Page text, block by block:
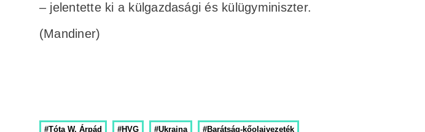
– jelentette ki a külgazdasági és külügyminiszter.
(Mandiner)
#Tóta W. Árpád #HVG #Ukrajna #Barátság-kőolajvezeték